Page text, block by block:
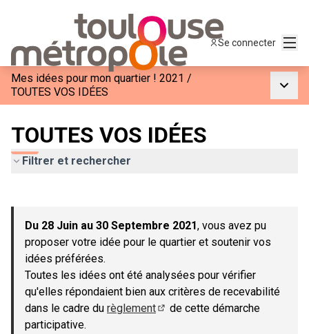
Se connecter
Mes idées pour mon quartier ! 2021 /
TOUTES VOS IDÉES
TOUTES VOS IDÉES
Filtrer et rechercher
−
Du 28 Juin au 30 Septembre 2021, vous avez pu
proposer votre idée pour le quartier et soutenir vos
idées préférées.
Toutes les idées ont été analysées pour vérifier
qu'elles répondaient bien aux critères de recevabilité
dans le cadre du règlement
de cette démarche
participative.